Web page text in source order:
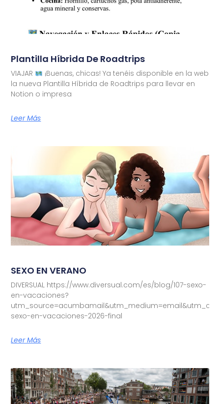
Plantilla Híbrida De Roadtrips
VIAJAR
¡Buenas, chicas! Ya tenéis disponible en la web
la nueva Plantilla Híbrida de Roadtrips para llevar en
Notion o impresa
Leer Más
SEXO EN VERANO
DIVERSUAL https://www.diversual.com/es/blog/107-sexo-
en-vacaciones?
sexo-en-vacaciones-2026-final
Leer Más